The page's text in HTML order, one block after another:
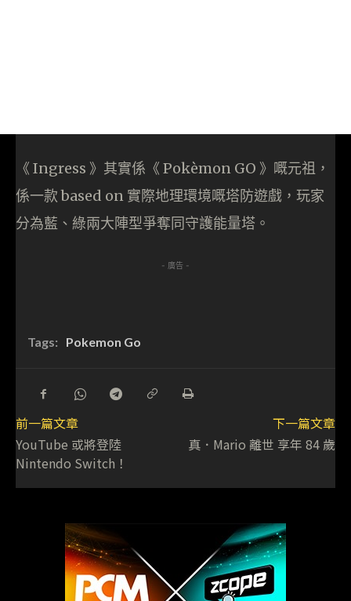
《 Ingress 》其實係《 Pokèmon GO 》嘅元祖，
係一款 based on 實際地理環境嘅塔防遊戲，玩家
分為藍、綠兩大陣型爭奪同守護能量塔。
- 廣告 -
Tags: Pokemon Go
前一篇文章
YouTube 或將登陸
Nintendo Switch！
下一篇文章
真．Mario 離世 享年 84 歲